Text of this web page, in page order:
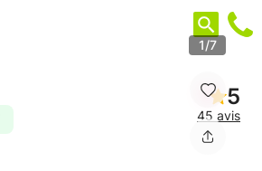
1/7
5
45 avis